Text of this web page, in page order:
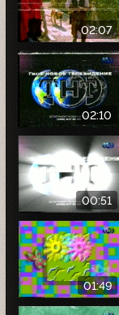
02:07
02:10
00:51
01:49